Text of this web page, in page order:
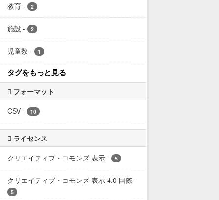
教育 - 2
施設 - 2
児童数 - 1
タグをもっと見る
フォーマット
CSV - 10
ライセンス
クリエイティブ・コモンズ 表示 - 5
クリエイティブ・コモンズ 表示 4.0 国際 -
5